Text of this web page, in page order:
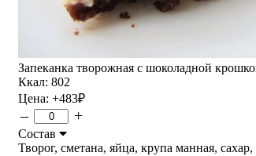
Запеканка творожная с шоколадной
Ккал: 802
Цена: +483₽
– +
Состав
Творог, сметана, яйца, крупа манная,